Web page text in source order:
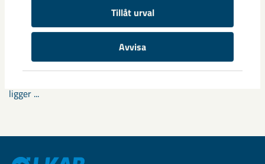
Tillåt urval
Avvisa
Fokus på östra Malmberget i
samhällsomvandlingen
Samhällsomvandlingen i Gällivare har pågått i snart tio år
ligger ...